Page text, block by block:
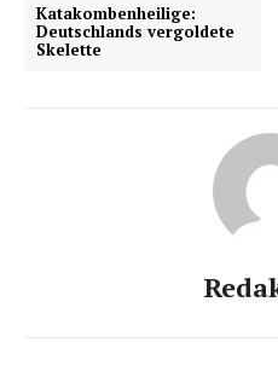
Katakombenheilige:
Deutschlands vergoldete
Skelette